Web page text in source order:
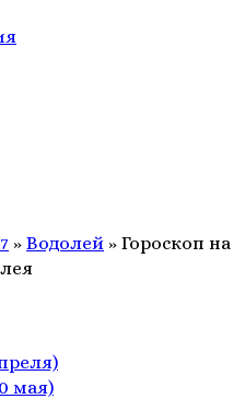
» Водолей » Гороскоп на
мая)